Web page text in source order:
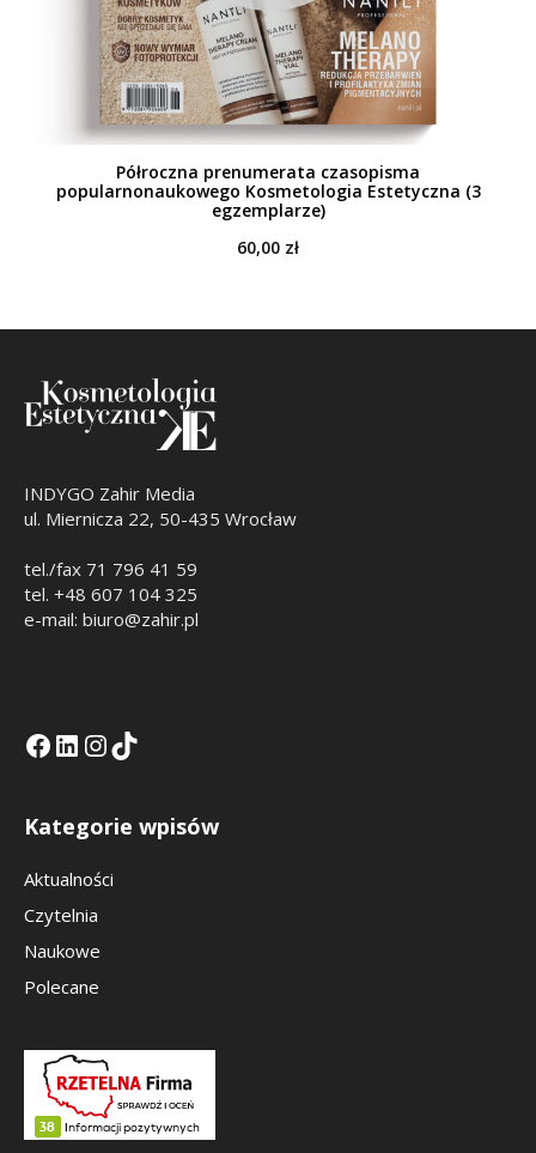
Półroczna prenumerata czasopisma
popularnonaukowego Kosmetologia Estetyczna (3
egzemplarze)
60,00 zł
INDYGO Zahir Media
ul. Miernicza 22, 50-435 Wrocław
tel./fax 71 796 41 59
tel. +48 607 104 325
e-mail: biuro@zahir.pl
Facebook
LinkedIn
Tik Tok KEInstagramm KE
Kategorie wpisów
Aktualności
Czytelnia
Naukowe
Polecane